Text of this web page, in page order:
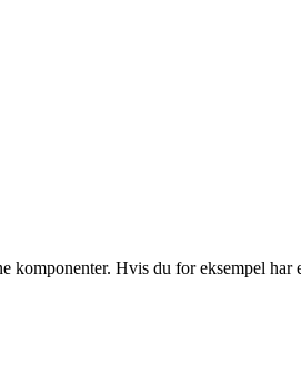
komponenter. Hvis du for eksempel